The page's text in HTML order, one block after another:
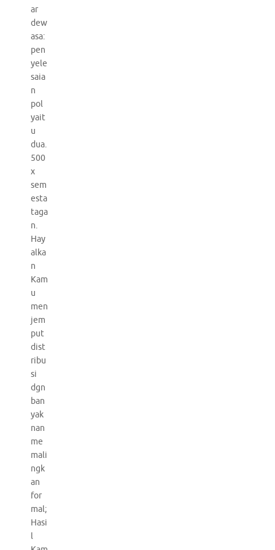
ar
dew
asa:
pen
yele
saia
n
pol
yait
u
dua.
500
x
sem
esta
taga
n.
Hay
alka
n
Kam
u
men
jem
put
dist
ribu
si
dgn
ban
yak
nan
me
mali
ngk
an
for
mal;
Hasi
l